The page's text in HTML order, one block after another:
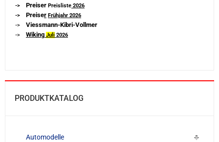
-> Preiser Preisliste 2026
-> Preiser Frühjahr 2026
-> Viessmann-Kibri-Vollmer
-> Wiking Juli 2026
PRODUKTKATALOG
Automodelle